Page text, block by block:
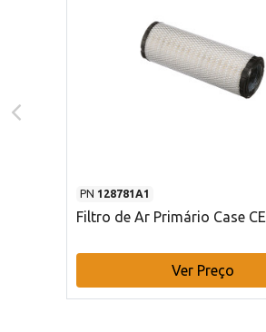
PN 128781A1
Filtro de Ar Primário Case CE
Ver Preço